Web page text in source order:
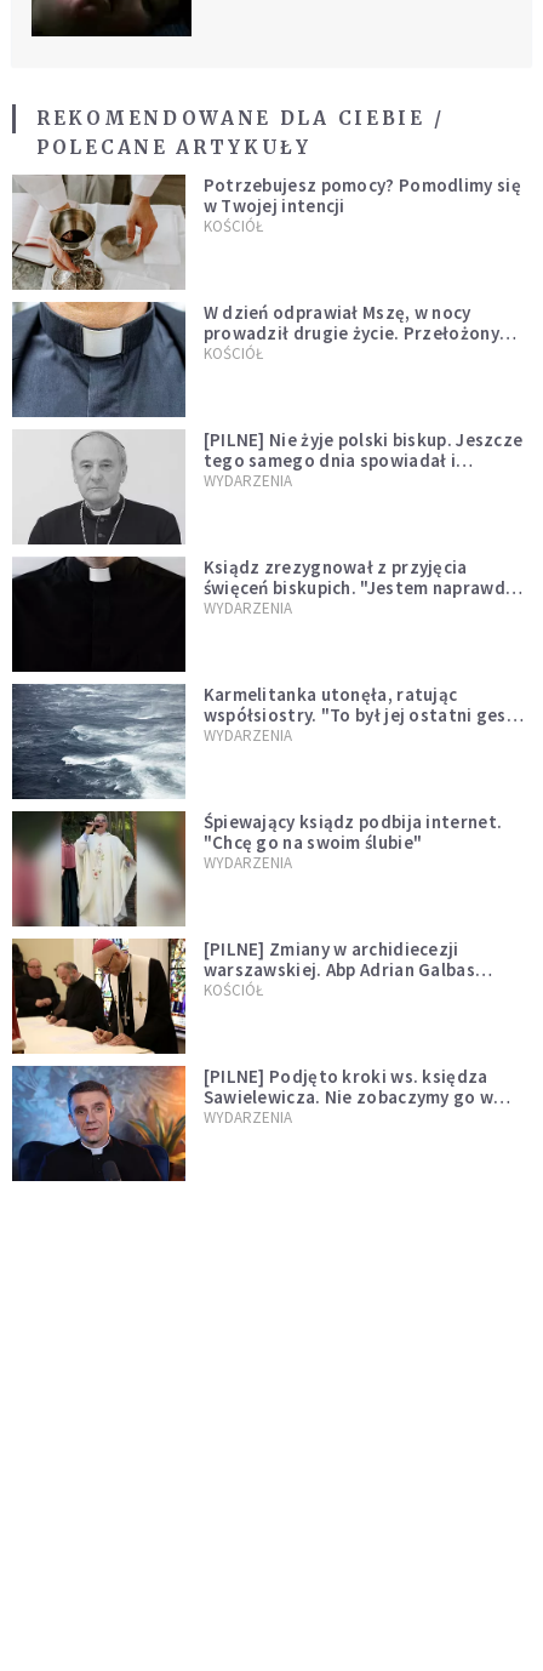
REKOMENDOWANE DLA CIEBIE /
POLECANE ARTYKUŁY
Potrzebujesz pomocy? Pomodlimy się
w Twojej intencji
KOŚCIÓŁ
W dzień odprawiał Mszę, w nocy
prowadził drugie życie. Przełożony
kazał mu opuścić zakon
KOŚCIÓŁ
[PILNE] Nie żyje polski biskup. Jeszcze
tego samego dnia spowiadał i
sprawował Mszę świętą
WYDARZENIA
Ksiądz zrezygnował z przyjęcia
święceń biskupich. "Jestem naprawdę
niegodny"
WYDARZENIA
Karmelitanka utonęła, ratując
współsiostry. "To był jej ostatni gest
miłości"
WYDARZENIA
Śpiewający ksiądz podbija internet.
"Chcę go na swoim ślubie"
WYDARZENIA
[PILNE] Zmiany w archidiecezji
warszawskiej. Abp Adrian Galbas
wręczył dekrety nowym proboszczom
KOŚCIÓŁ
[PILNE] Podjęto kroki ws. księdza
Sawielewicza. Nie zobaczymy go w
mediach
WYDARZENIA